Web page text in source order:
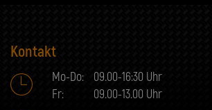
Kontakt
Mo-Do:
09.00-16:30 Uhr
Fr:
09.00-13.00 Uhr